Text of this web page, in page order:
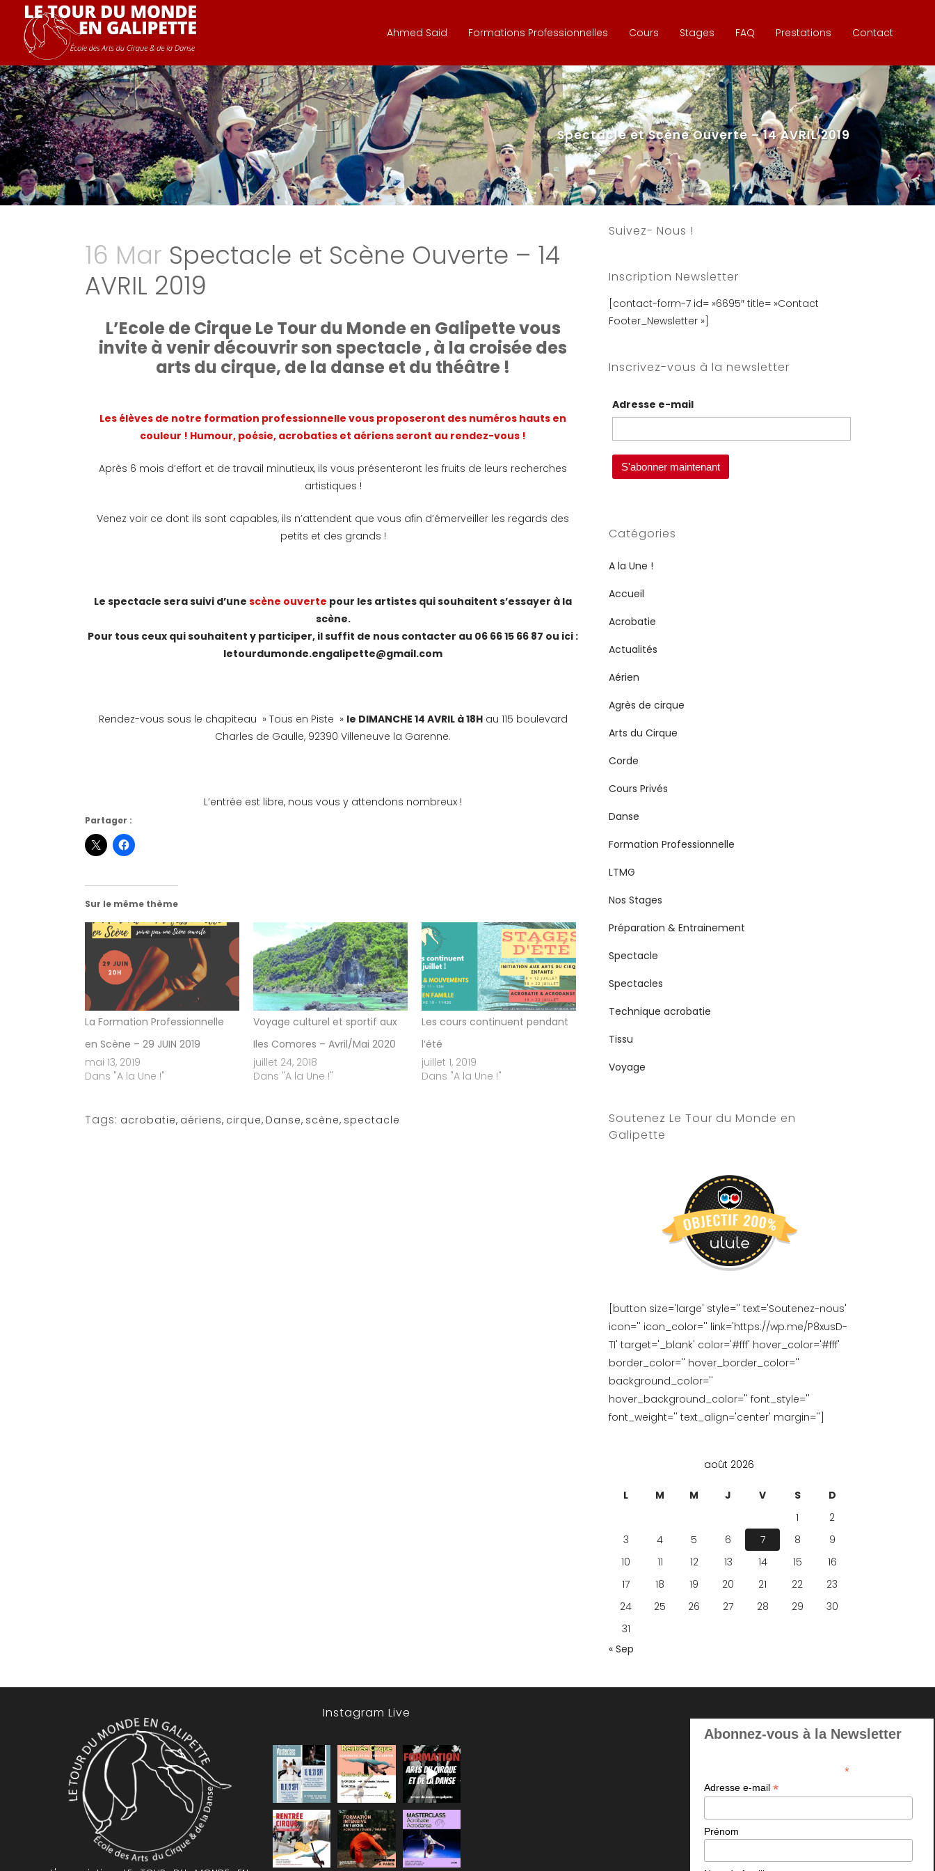
Ahmed Said Formations Professionnelles Cours Stages FAQ Prestations Contact
Spectacle et Scène Ouverte – 14 AVRIL 2019
16 Mar Spectacle et Scène Ouverte – 14
AVRIL 2019
L’Ecole de Cirque Le Tour du Monde en Galipette vous
invite à venir découvrir son spectacle , à la croisée des
arts du cirque, de la danse et du théâtre !
Les élèves de notre formation professionnelle vous proposeront des numéros hauts en
couleur ! Humour, poésie, acrobaties et aériens seront au rendez-vous !
Après 6 mois d’effort et de travail minutieux, ils vous présenteront les fruits de leurs recherches
artistiques !
Venez voir ce dont ils sont capables, ils n’attendent que vous afin d’émerveiller les regards des
petits et des grands !
Le spectacle sera suivi d’une scène ouverte pour les artistes qui souhaitent s’essayer à la
scène.
Pour tous ceux qui souhaitent y participer, il suffit de nous contacter au 06 66 15 66 87 ou ici :
letourdumonde.engalipette@gmail.com
Rendez-vous sous le chapiteau » Tous en Piste » le DIMANCHE 14 AVRIL à 18Hau 115 boulevard
Charles de Gaulle, 92390 Villeneuve la Garenne.
L’entrée est libre, nous vous y attendons nombreux !
Partager :
Sur le même thème
La Formation Professionnelle
en Scène – 29 JUIN 2019
mai 13, 2019
Dans "A la Une !"
Voyage culturel et sportif aux
Iles Comores – Avril/Mai 2020
juillet 24, 2018
Dans "A la Une !"
Les cours continuent pendant
l’été
juillet 1, 2019
Dans "A la Une !"
Tags: acrobatie, aériens, cirque, Danse, scène, spectacle
Suivez- Nous !
Inscription Newsletter
[contact-form-7 id= »6695″ title= »Contact
Footer_Newsletter »]
Inscrivez-vous à la newsletter
Adresse e-mail
Catégories
A la Une !
Accueil
Acrobatie
Actualités
Aérien
Agrès de cirque
Arts du Cirque
Corde
Cours Privés
Danse
Formation Professionnelle
LTMG
Nos Stages
Préparation & Entrainement
Spectacle
Spectacles
Technique acrobatie
Tissu
Voyage
Soutenez Le Tour du Monde en
Galipette
[button size='large' style='' text='Soutenez-nous'
icon='' icon_color='' link='https://wp.me/P8xusD-
TI' target='_blank' color='#fff' hover_color='#fff'
border_color='' hover_border_color=''
background_color=''
hover_background_color='' font_style=''
font_weight='' text_align='center' margin='']
août 2026
L M M J V S
D
1
2
3
4 5 6 7 8
9
10
11 12 13 14 15
16
17
18 19 20 21 22
23
24
25 26 27 28 29
30
31
« Sep
Instagram Live
Abonnez-vous à la Newsletter
*indicates required
Adresse e-mail *
Prénom